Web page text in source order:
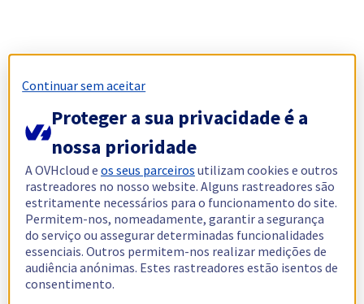
Continuar sem aceitar
Proteger a sua privacidade é a
nossa prioridade
A OVHcloud eos seus parceiros utilizam cookies e outros
rastreadores no nosso website. Alguns rastreadores são
estritamente necessários para o funcionamento do site.
Permitem-nos, nomeadamente, garantir a segurança
do serviço ou assegurar determinadas funcionalidades
essenciais. Outros permitem-nos realizar medições de
audiência anónimas. Estes rastreadores estão isentos de
consentimento.